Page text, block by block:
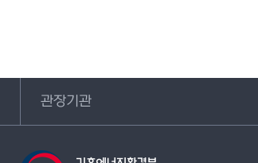
관장기관